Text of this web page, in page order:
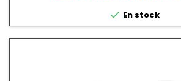
 En stock